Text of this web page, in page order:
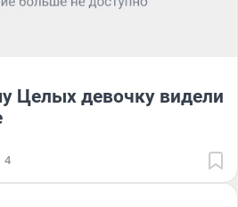
Целых девочку видели
4